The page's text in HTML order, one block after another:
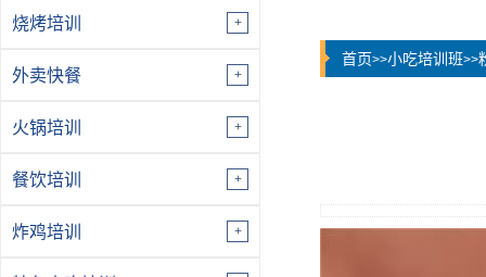
烧烤培训
外卖快餐
火锅培训
餐饮培训
炸鸡培训
首页>>小吃培训班>>